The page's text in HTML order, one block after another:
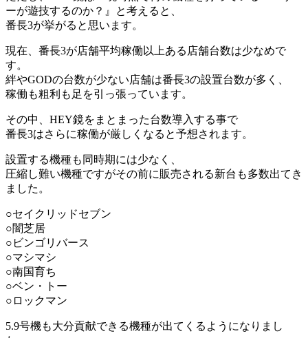
ーが遊技するのか？』と考えると、
番長3が挙がると思います。
現在、番長3が店舗平均稼働以上ある店舗台数は少なめで
す。
絆やGODの台数が少ない店舗は番長3の設置台数が多く、
稼働も粗利も足を引っ張っています。
その中、HEY鏡をまとまった台数導入する事で
番長3はさらに稼働が厳しくなると予想されます。
設置する機種も同時期には少なく、
圧縮し難い機種ですがその前に販売される新台も多数出てき
ました。
○セイクリッドセブン
○闇芝居
○ビンゴリバース
○マシマシ
○南国育ち
○ベン・トー
○ロックマン
5.9号機も大分貢献できる機種が出てくるようになりまし